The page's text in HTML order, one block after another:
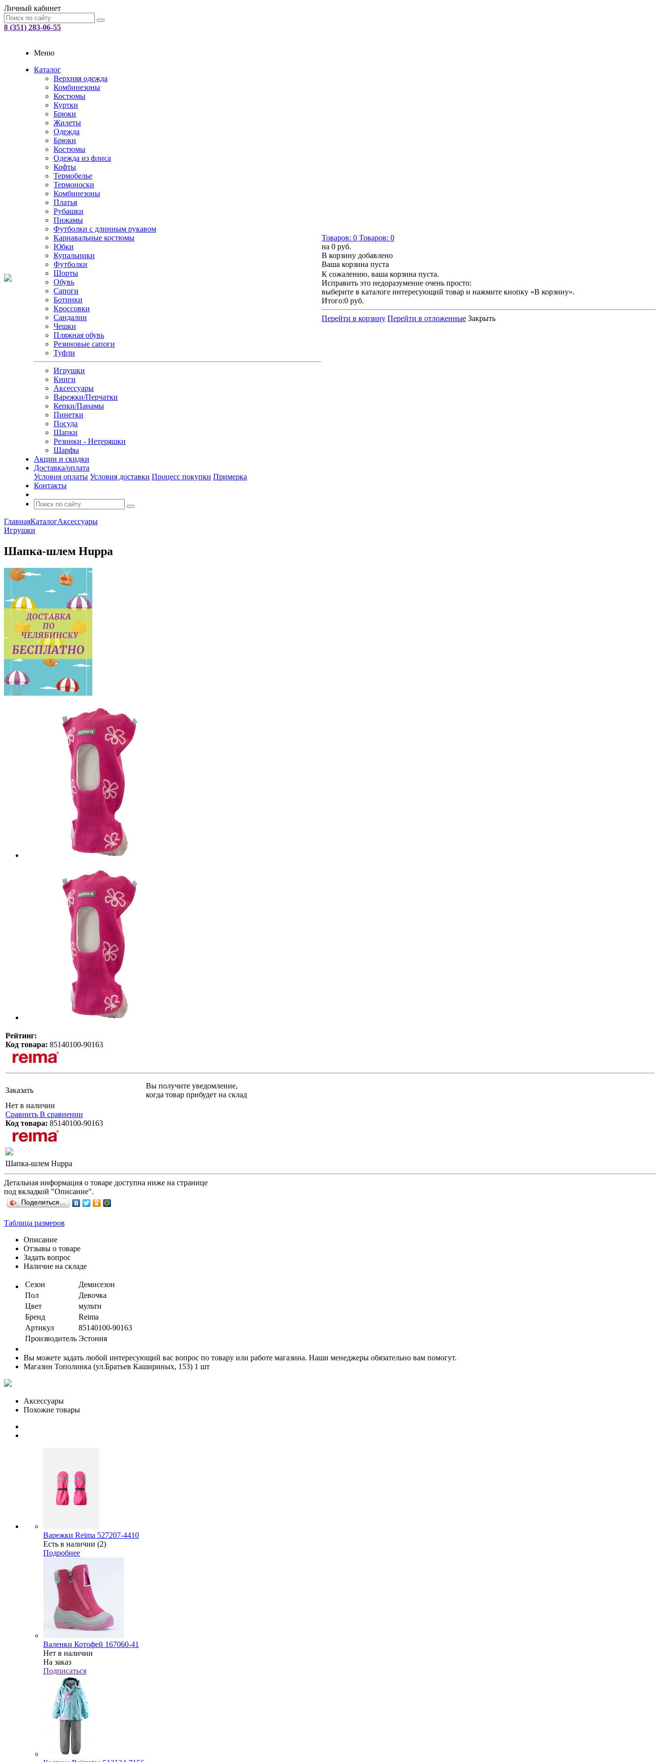
Личный кабинет
8 (351) 283-06-55
Меню
Каталог
Верхняя одежда
Комбинезоны
Костюмы
Куртки
Брюки
Жилеты
Одежда
Брюки
Костюмы
Одежда из флиса
Кофты
Термобелье
Термоноски
Комбинезоны
Платья
Рубашки
Пижамы
Футболки с длинным рукавом
Карнавальные костюмы
Юбки
Купальники
Футболки
Шорты
Обувь
Сапоги
Ботинки
Кроссовки
Сандалии
Чешки
Пляжная обувь
Резиновые сапоги
Туфли
Игрушки
Книги
Аксессуары
Варежки/Перчатки
Кепки/Панамы
Пинетки
Посуда
Шапки
Резинки - Нетеряшки
Шарфы
Акции и скидки
Доставка/оплата
Условия оплаты Условия доставки Процесс покупки Примерка
Контакты
Товаров: 0 Товаров: 0
на 0 руб.
В корзину добавлено
Ваша корзина пуста
К сожалению, ваша корзина пуста.
Исправить это недоразумение очень просто:
выберите в каталоге интересующий товар и нажмите кнопку «В корзину».
Итого:0 руб.
Перейти в корзину Перейти в отложенные Закрыть
ГлавнаяКаталогАксессуары
Игрушки
Шапка-шлем Huppa
Рейтинг:
Код товара: 85140100-90163
Заказать
Вы получите уведомление,
когда товар прибудет на склад
Нет в наличии
Сравнить В сравнении
Код товара: 85140100-90163
Шапка-шлем Huppa
Детальная информация о товаре доступна ниже на странице
под вкладкой "Описание".
Поделиться…
Таблица размеров
Описание
Отзывы о товаре
Задать вопрос
Наличие на складе
Сезон
Демисезон
Пол
Девочка
Цвет
мульти
Бренд
Reima
Артикул
85140100-90163
Производитель Эстония
Вы можете задать любой интересующий вас вопрос по товару или работе магазина. Наши менеджеры обязательно вам помогут.
Магазин Тополинка (ул.Братьев Кашириных, 153) 1 шт
Аксессуары
Похожие товары
Варежки Reima 527207-4410
Есть в наличии (2)
Подробнее
Валенки Котофей 167060-41
Нет в наличии
На заказ
Подписаться